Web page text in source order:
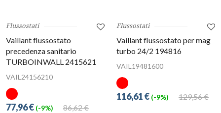
Flussostati
Vaillant flussostato
precedenza sanitario
TURBOINWALL 2415621
VAIL24156210
86,62 €
77,96 € (-9%)
Flussostati
Vaillant flussostato per mag
turbo 24/2 194816
VAIL19481600
129,56 €
116,61 € (-9%)